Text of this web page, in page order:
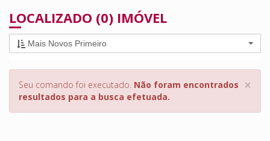
LOCALIZADO (0) IMÓVEL
Mais Novos Primeiro
×
Seu comando foi executado. Não foram encontrados
resultados para a busca efetuada.